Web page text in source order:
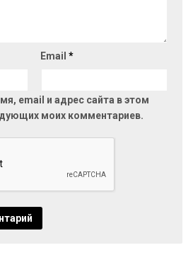
Email *
email и адрес сайта в этом
моих комментариев.